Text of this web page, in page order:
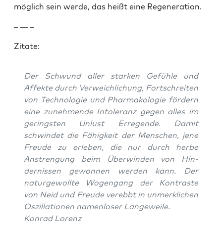
möglich sein werde, das heißt eine Regen­er­a­tion.
– — –
Zitate:
Der Schwund aller starken Gefüh­le und
Affek­te durch Ver­we­ich­lichung, Fortschre­it­en
von Tech­nolo­gie und Phar­makolo­gie fördern
eine zunehmende Intol­er­anz gegen alles im
ger­ing­sten Unlust Erre­gende. Damit
schwindet die Fähigkeit der Men­schen, jene
Freude zu erleben, die nur durch herbe
Anstren­gung beim Über­winden von Hin­
dernissen gewon­nen wer­den kann. Der
naturge­wollte Wogen­gang der Kon­traste
von Neid und Freude verebbt in unmerk­lichen
Oszil­la­tio­nen namen­los­er Langeweile.
Kon­rad Lorenz